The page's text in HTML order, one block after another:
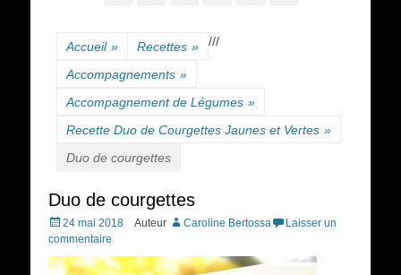
Accueil » Recettes » /
Accompagnements »
/
Accompagnement de Légumes »
/
Recette Duo de Courgettes Jaunes et Vertes »
Duo de courgettes
Duo de courgettes
Posted
on
24 mai 2018 Auteur Caroline Bertossa
Laisser un
commentaire